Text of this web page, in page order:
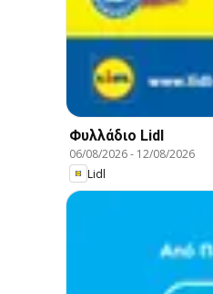
Φυλλάδιο Lidl
06/08/2026- 12/08/2026
Lidl